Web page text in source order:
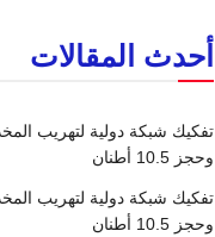
أحدث المقالات
تفكيك شبكة دولية لتهريب
وحجز 10.5 أطنان
تفكيك شبكة دولية لتهريب
وحجز 10.5 أطنان